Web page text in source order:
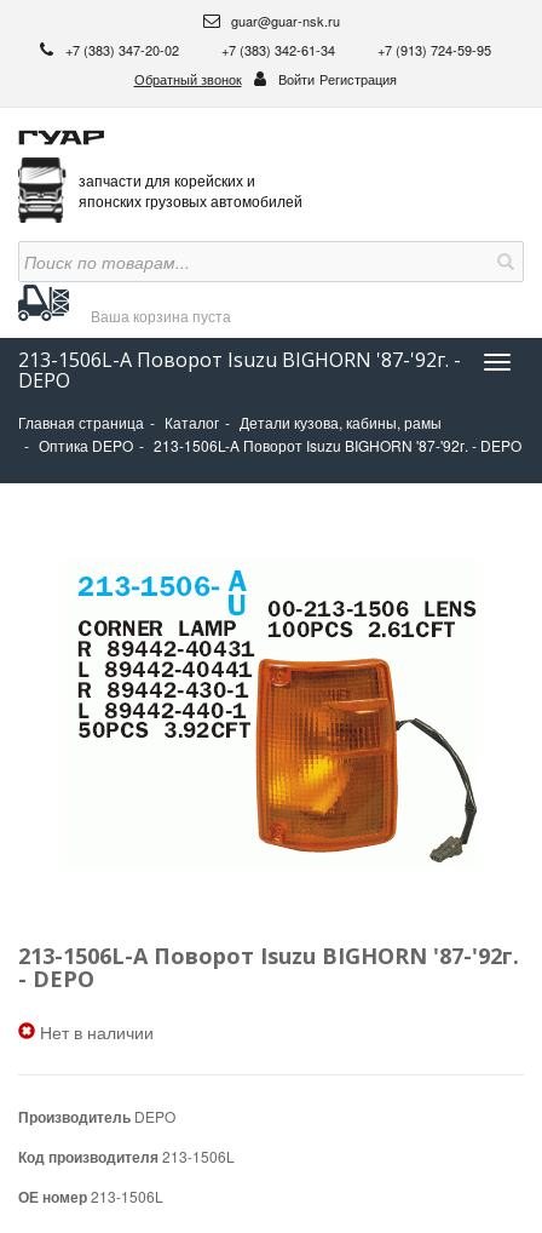
guar@guar-nsk.ru
+7 (383) 347-20-02
+7 (383) 342-61-34
+7 (913) 724-59-95
Обратный звонок
Войти Регистрация
запчасти для корейских и
японских грузовых автомобилей
Ваша корзина пуста
213-1506L-A Поворот Isuzu BIGHORN '87-'92г. -
DEPO
Главная страница Каталог
Детали кузова, кабины, рамы
Оптика DEPO
213-1506L-A Поворот Isuzu BIGHORN '87-'92г. - DEPO
213-1506L-A Поворот Isuzu BIGHORN '87-'92г.
- DEPO
Нет в наличии
Производитель DEPO
Код производителя213-1506L
ОЕ номер213-1506L